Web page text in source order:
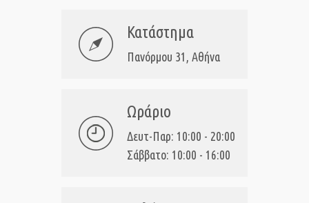
Κατάστημα
Πανόρμου 31, Αθήνα
Ωράριο
Δευτ-Παρ: 10:00 - 20:00
Σάββατο: 10:00 - 16:00